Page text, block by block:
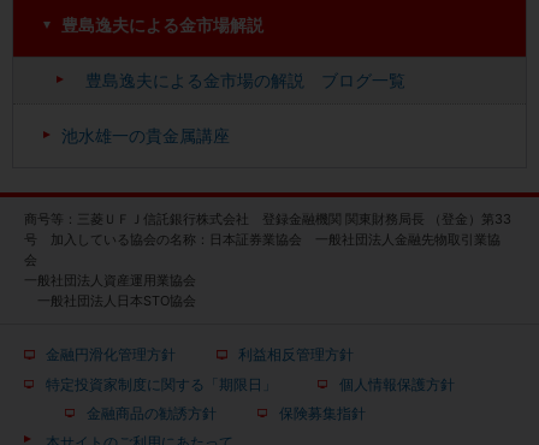
豊島逸夫による金市場解説
豊島逸夫による金市場の解説 ブログ一覧
池水雄一の貴金属講座
商号等：三菱ＵＦＪ信託銀行株式会社 登録金融機関 関東財務局長 （登金）第33
号 加入している協会の名称：日本証券業協会 一般社団法人金融先物取引業協
会
一般社団法人資産運用業協会
一般社団法人日本STO協会
金融円滑化管理方針
利益相反管理方針
特定投資家制度に関する「期限日」
個人情報保護方針
金融商品の勧誘方針
保険募集指針